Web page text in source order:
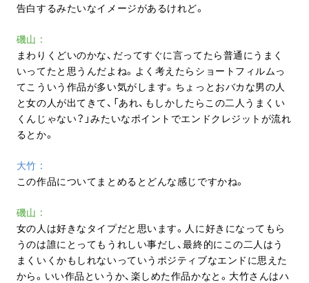
告白するみたいなイメージがあるけれど。
磯山
まわりくどいのかな、だってすぐに言ってたら普通にうまく
いってたと思うんだよね。よく考えたらショートフィルムっ
てこういう作品が多い気がします。ちょっとおバカな男の人
と女の人が出てきて、「あれ、もしかしたらこの二人うまくい
くんじゃない？」みたいなポイントでエンドクレジットが流れ
るとか。
大竹
この作品についてまとめるとどんな感じですかね。
磯山
女の人は好きなタイプだと思います。人に好きになってもら
うのは誰にとってもうれしい事だし、最終的にこの二人はう
まくいくかもしれないっていうポジティブなエンドに思えた
から。いい作品というか、楽しめた作品かなと。大竹さんはハ